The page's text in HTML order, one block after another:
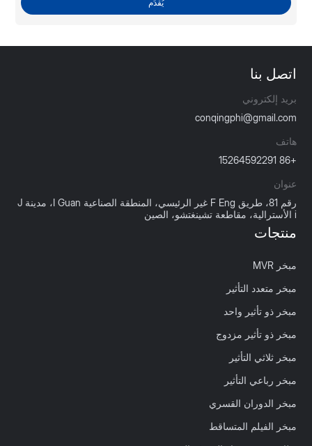
يُقدِّم
اتصل بنا
بريد إلكتروني
conqingphi@gmail.com
هاتف
+86 15264592291
عنوان
رقم 81، طريق F Eng غير الرئيسي، المنطقة الصناعية I Guan، مدينة J
i الأسترالية، مقاطعة تشينغتشو، الصين
منتجات
مبخر MVR
مبخر متعدد التأثير
مبخر ذو تأثير واحد
مبخر ذو تأثير مزدوج
مبخر ثلاثي التأثير
مبخر رباعي التأثير
مبخر الدوران القسري
مبخر الفيلم المتساقط